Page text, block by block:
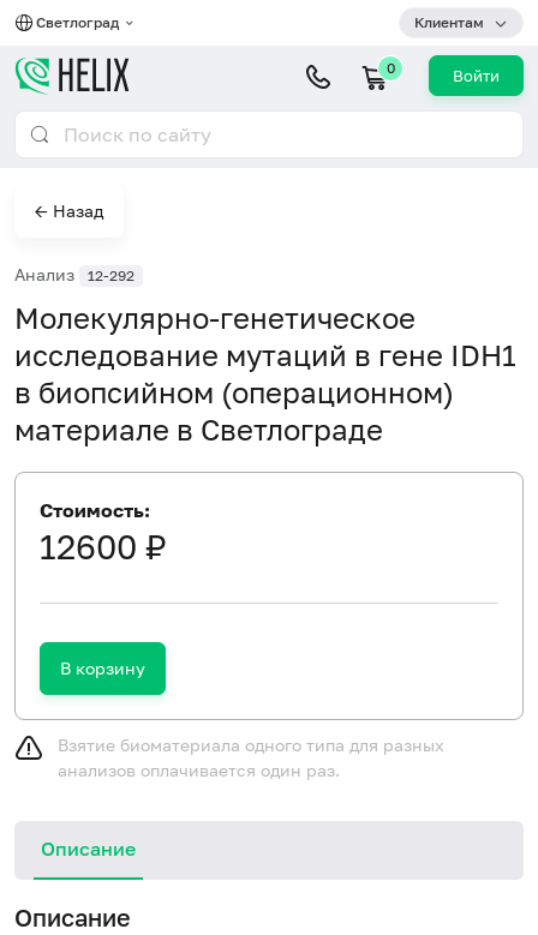
Светлоград Клиентам
0 Войти
← Назад
Анализ 12-292
Молекулярно-генетическое
исследование мутаций в гене IDH1
в биопсийном (операционном)
материале в Светлограде
Стоимость:
12600 ₽
В корзину
Взятие биоматериала одного типа для разных
анализов оплачивается один раз.
Описание
Описание